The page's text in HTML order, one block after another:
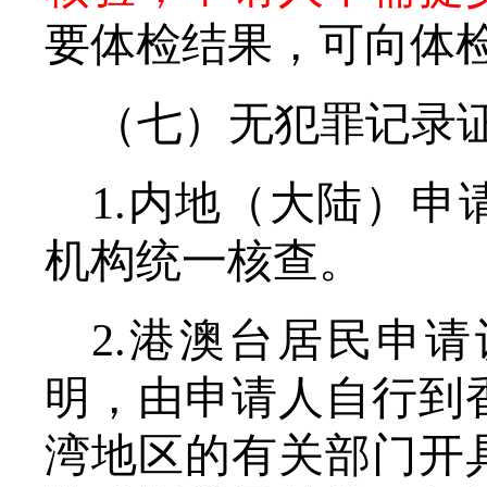
要体检结果，可向体
（七）无犯罪记录
1.内地 （大陆） 申
机构统一核查。
2.港澳台居民申
明 ， 由申请人自行到
湾地区的有关部门开